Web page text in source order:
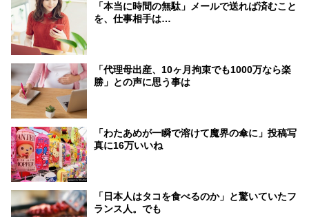
「本当に時間の無駄」メールで送れば済むこと
を、仕事相手は…
「代理母出産、10ヶ月拘束でも1000万なら楽
勝」との声に思う事は
「わたあめが一瞬で溶けて魔界の傘に」投稿写
真に16万いいね
「日本人はタコを食べるのか」と驚いていたフ
ランス人。でも